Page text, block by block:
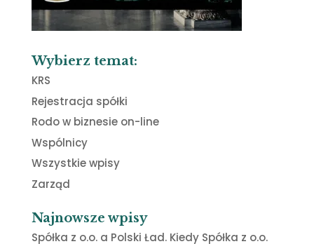
Wybierz temat:
KRS
Rejestracja spółki
Rodo w biznesie on-line
Wspólnicy
Wszystkie wpisy
Zarząd
Najnowsze wpisy
Spółka z o.o. a Polski Ład. Kiedy Spółka z o.o.